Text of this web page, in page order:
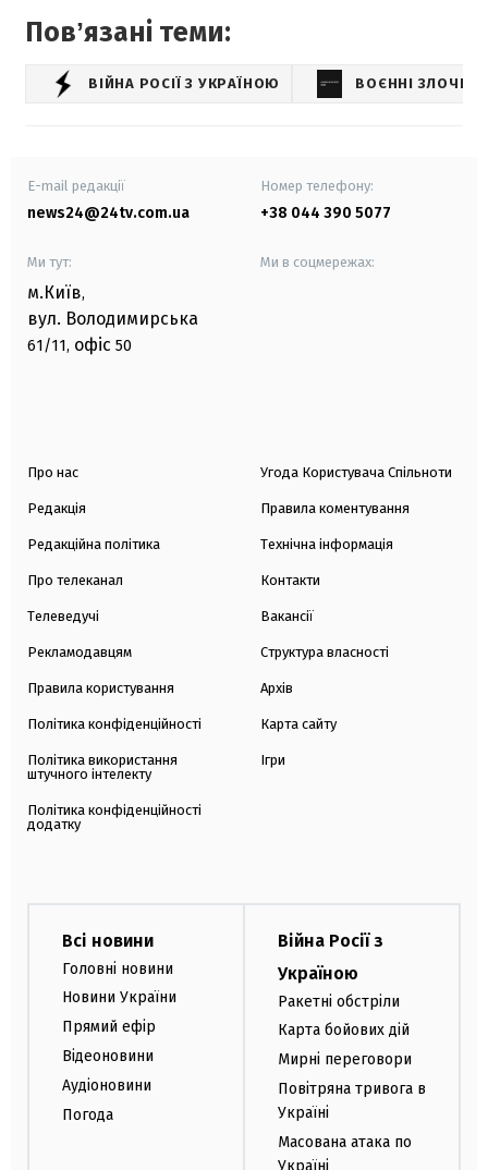
Повʼязані теми:
ВІЙНА РОСІЇ З УКРАЇНОЮ ВОЄННІ
E-mail редакції
news24@24tv.com.ua
Номер телефону:
+38 044 390 5077
Ми тут:
м.Київ,
вул. Володимирська
61/11, офіс 50
Ми в соцмережах:
Про нас
Редакція
Редакційна політика
Про телеканал
Телеведучі
Рекламодавцям
Правила користування
Політика конфіденційності
Політика використання
штучного інтелекту
Політика конфіденційності
додатку
Угода Користувача Спільноти
Правила коментування
Технічна інформація
Контакти
Вакансії
Структура власності
Архів
Карта сайту
Ігри
Всі новини
Головні новини
Новини України
Прямий ефір
Відеоновини
Аудіоновини
Погода
Війна Росії з
Україною
Ракетні обстріли
Карта бойових дій
Мирні переговори
Повітряна тривога в
Україні
Масована атака по
Україні